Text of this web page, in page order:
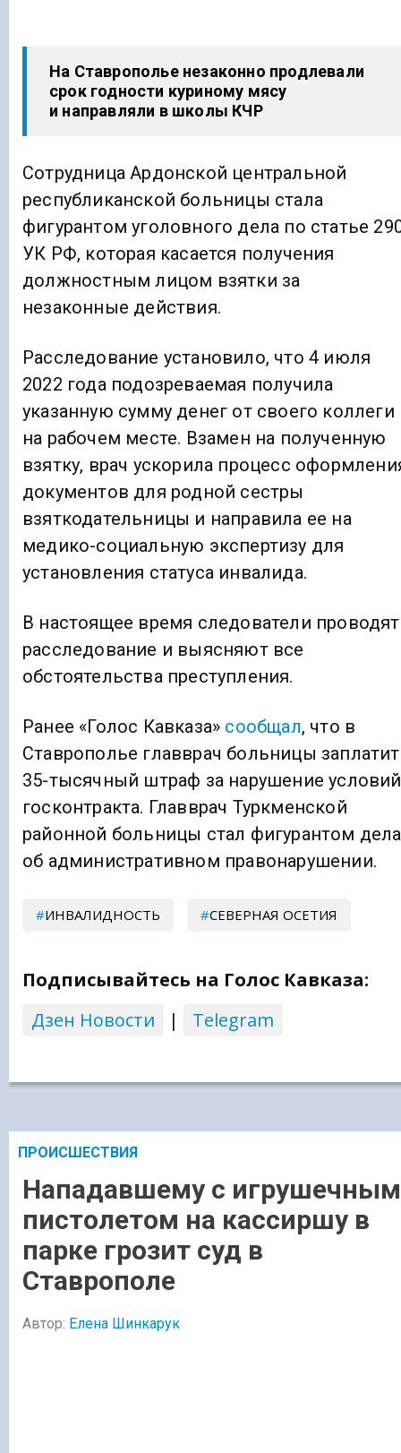
На Ставрополье незаконно продлевали
срок годности куриному мясу
и направляли в школы КЧР
Сотрудница Ардонской центральной
республиканской больницы стала
фигурантом уголовного дела по статье
УК РФ, которая касается получения
должностным лицом взятки за
незаконные действия.
Расследование установило, что 4 июля
2022 года подозреваемая получила
указанную сумму денег от своего коллеги
на рабочем месте. Взамен на полученную
взятку, врач ускорила процесс
документов для родной сестры
взяткодательницы и направила ее на
медико-социальную экспертизу для
установления статуса инвалида.
В настоящее время следователи проводят
расследование и выясняют все
обстоятельства преступления.
Ранее «Голос Кавказа» сообщал, что в
Ставрополье главврач больницы заплатит
35-тысячный штраф за нарушение условий
госконтракта. Главврач Туркменской
районной больницы стал фигурантом дела
об административном правонарушении.
ИНВАЛИДНОСТЬ СЕВЕРНАЯ ОСЕТИЯ
Подписывайтесь на Голос Кавказа:
Дзен Новости
| Telegram
ПРОИСШЕСТВИЯ
Нападавшему с игрушечным
пистолетом на кассиршу в
парке грозит суд в
Ставрополе
Автор: Елена Шинкарук